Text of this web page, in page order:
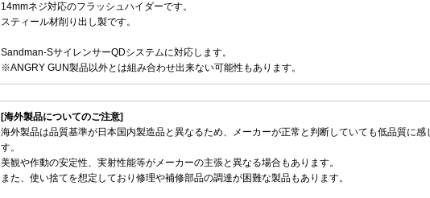
14mmネジ対応のフラッシュハイダーです。
スティール材削り出し製です。
Sandman-SサイレンサーQDシステムに対応します。
※ANGRY GUN製品以外とは組み合わせ出来ない可能性もあります。
[海外製品についてのご注意]
海外製品は品質基準が日本国内製造品と異なるため、メーカーが正常と判断していても低品質に感
す。
美観や作動の安定性、実射性能等がメーカーの主張と異なる場合もあります。
また、使い捨てを想定しており修理や補修部品の調達が困難な製品もあります。